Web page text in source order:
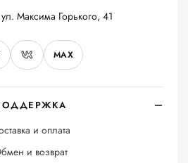
и оплата
и возврат
Максима Горького, 41
MAX